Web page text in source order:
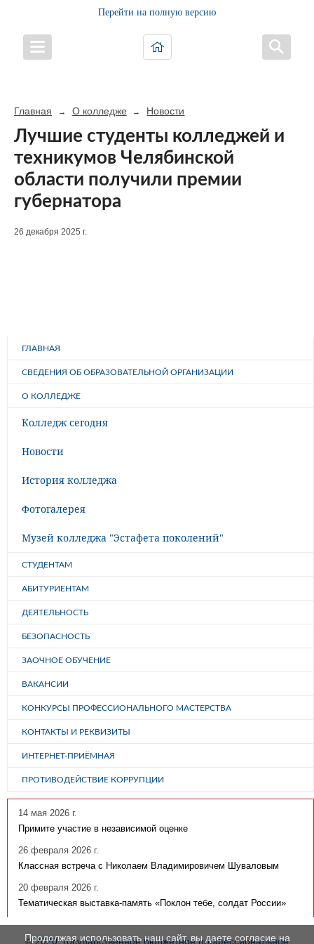
Перейти на полную версию
Главная → О колледже → Новости
Лучшие студенты колледжей и
техникумов Челябинской
области получили премии
губернатора
26 декабря 2025 г.
ГЛАВНАЯ
СВЕДЕНИЯ ОБ ОБРАЗОВАТЕЛЬНОЙ ОРГАНИЗАЦИИ
О КОЛЛЕДЖЕ
Колледж сегодня
Новости
История колледжа
Фотогалерея
Музей колледжа "Эстафета поколений"
СТУДЕНТАМ
АБИТУРИЕНТАМ
ДЕЯТЕЛЬНОСТЬ
БЕЗОПАСНОСТЬ
ЗАОЧНОЕ ОБУЧЕНИЕ
ВАКАНСИИ
КОНКУРСЫ ПРОФЕССИОНАЛЬНОГО МАСТЕРСТВА
КОНТАКТЫ И РЕКВИЗИТЫ
ИНТЕРНЕТ-ПРИЁМНАЯ
ПРОТИВОДЕЙСТВИЕ КОРРУПЦИИ
14 мая 2026 г.
Примите участие в независимой оценке
26 февраля 2026 г.
Классная встреча с Николаем Владимировичем Шуваловым
20 февраля 2026 г.
Тематическая выставка-память «Поклон тебе, солдат России»
© 2020, государственное бюджетное профессиональное
Продолжая использовать наш сайт, вы даете согласие на